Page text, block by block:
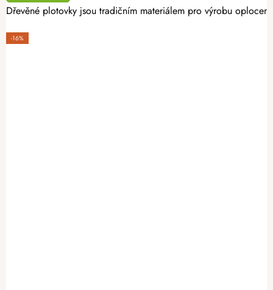
Dřevěné plotovky jsou tradičním materiálem pro výrobu
-16%